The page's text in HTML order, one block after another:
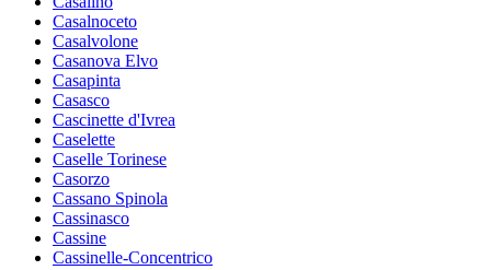
Casalnoceto
Casalvolone
Casanova Elvo
Casapinta
Casasco
Cascinette d'Ivrea
Caselette
Caselle Torinese
Casorzo
Cassano Spinola
Cassinasco
Cassine
Cassinelle-Concentrico